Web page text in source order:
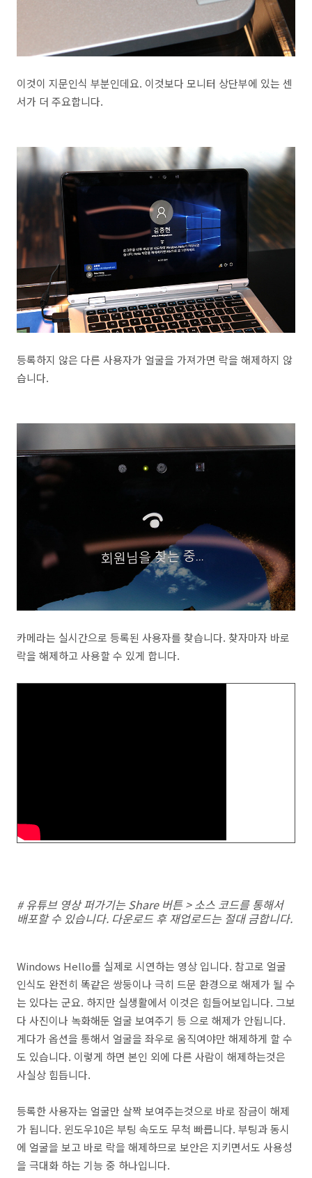
이것이 지문인식 부분인데요. 이것보다 모니터 상단부에 있는 센
서가 더 주요합니다.
등록하지 않은 다른 사용자가 얼굴을 가져가면 락을 해제하지 않
습니다.
카메라는 실시간으로 등록된 사용자를 찾습니다. 찾자마자 바로
락을 해제하고 사용할 수 있게 합니다.
# 유튜브 영상 퍼가기는 Share 버튼 > 소스 코드를 통해서
배포할 수 있습니다. 다운로드 후 재업로드는 절대 금합니다.
Windows Hello를 실제로 시연하는 영상 입니다. 참고로 얼굴
인식도 완전히 똑같은 쌍둥이나 극히 드문 환경으로 해제가 될 수
는 있다는 군요. 하지만 실생활에서 이것은 힘들어보입니다. 그보
다 사진이나 녹화해둔 얼굴 보여주기 등 으로 해제가 안됩니다.
게다가 옵션을 통해서 얼굴을 좌우로 움직여야만 해제하게 할 수
도 있습니다. 이렇게 하면 본인 외에 다른 사람이 해제하는것은
사실상 힘듭니다.
등록한 사용자는 얼굴만 살짝 보여주는것으로 바로 잠금이 해제
가 됩니다. 윈도우10은 부팅 속도도 무척 빠릅니다. 부팅과 동시
에 얼굴을 보고 바로 락을 해제하므로 보안은 지키면서도 사용성
을 극대화 하는 기능 중 하나입니다.